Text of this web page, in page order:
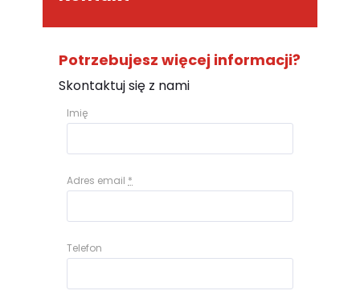
Potrzebujesz więcej informacji?
Skontaktuj się z nami
Imię
Adres email *
Telefon